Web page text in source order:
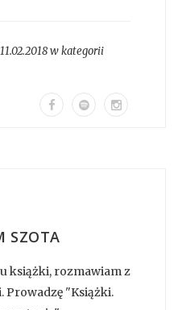
11.02.2018 w kategorii
SZOTA
książki, rozmawiam z
Prowadzę "Książki.